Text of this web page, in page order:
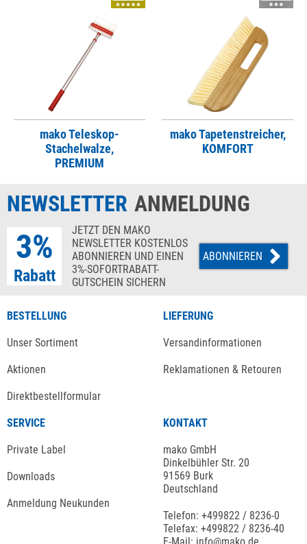
mako Teleskop-
Stachelwalze,
PREMIUM
mako Tapetenstreicher,
KOMFORT
NEWSLETTER ANMELDUNG
3%
Rabatt
JETZT DEN MAKO
NEWSLETTER KOSTENLOS
ABONNIEREN UND EINEN
3%-SOFORTRABATT-
GUTSCHEIN SICHERN
ABONNIEREN
BESTELLUNG
Unser Sortiment
Aktionen
Direktbestellformular
LIEFERUNG
Versandinformationen
Reklamationen & Retouren
SERVICE
Private Label
Downloads
Anmeldung Neukunden
KONTAKT
mako GmbH
Dinkelbühler Str. 20
91569 Burk
Deutschland
Telefon: +499822 / 8236-0
Telefax: +499822 / 8236-40